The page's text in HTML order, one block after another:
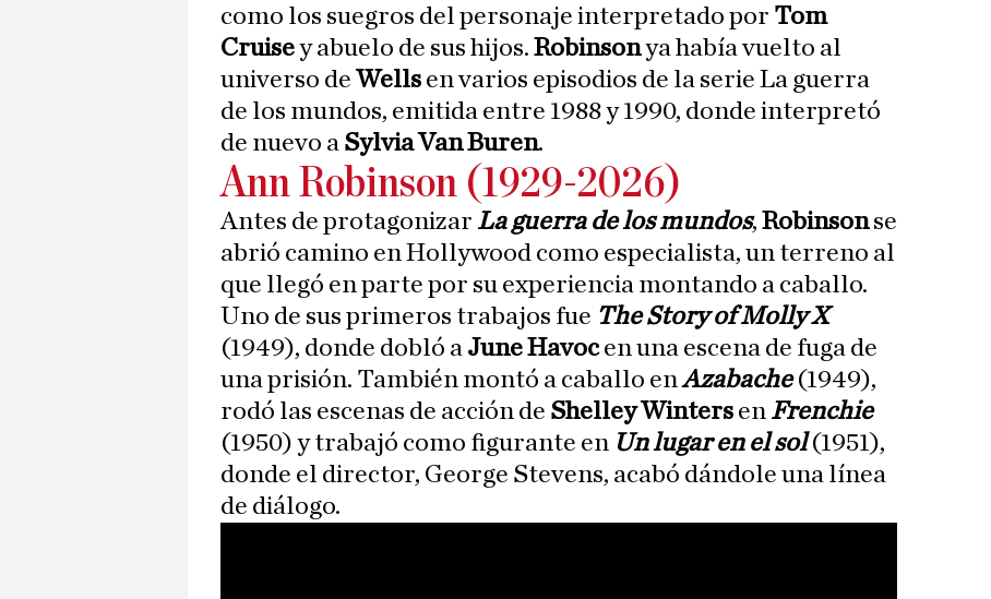
como los suegros del personaje interpretado por Tom
Cruisey abuelo de sus hijos. Robinsonya había vuelto al
universo de Wells en varios episodios de la serie La guerra
de los mundos, emitida entre 1988 y 1990, donde interpretó
de nuevo a Sylvia Van Buren.
Ann Robinson (1929-2026)
Antes de protagonizar La guerra de los mundos, Robinsonse
abrió camino en Hollywood como especialista, un terreno al
que llegó en parte por su experiencia montando a caballo.
Uno de sus primeros trabajos fue The Story of Molly X
(1949), donde dobló a June Havocen una escena de fuga de
una prisión. También montó a caballo enAzabache(1949),
rodó las escenas de acción de Shelley Winters en Frenchie
(1950) y trabajó como figurante en Un lugar en el sol(1951),
donde el director, George Stevens, acabó dándole una línea
de diálogo.